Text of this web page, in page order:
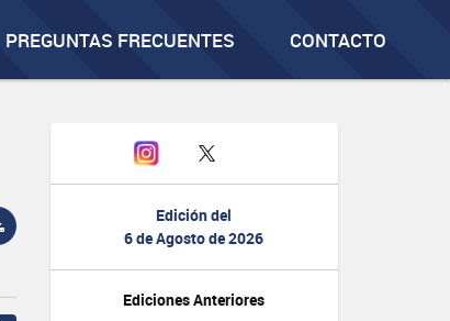
PREGUNTAS FRECUENTES CONTACTO
Edición del
6 de Agosto de 2026
Ediciones Anteriores